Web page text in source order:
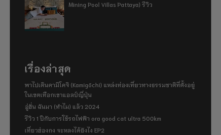
Mining Pool Villas Pattaya) รีวิว
เรื่องล่าสุด
พาไปเดินคามิโคจิ (Kamigōchi) แหล่งท่องเที่ยวทางธรรมชาติที่ตั้งอยู่
ในเขตเทือกเขาแอลป์ญี่ปุ่น
อู่ฮั่น ฉันมา (ทำไม) แล้ว 2024
รีวิว 1 ปีกับการใช้รถไฟฟ้า ora good cat ultra 500km
เที่ยวฮ่องกง จะหลงได้ยังไง EP2